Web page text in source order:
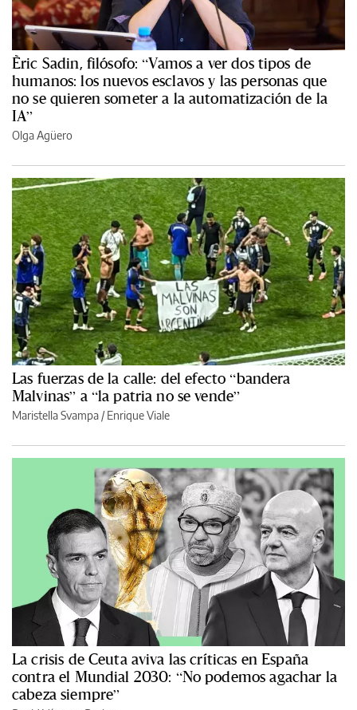
Èric Sadin, filósofo: “Vamos a ver dos tipos de
humanos: los nuevos esclavos y las personas que
no se quieren someter a la automatización de la
IA”
Olga Agüero
Las fuerzas de la calle: del efecto “bandera
Malvinas” a “la patria no se vende”
Maristella Svampa /Enrique Viale
La crisis de Ceuta aviva las críticas en España
contra el Mundial 2030: “No podemos agachar la
cabeza siempre”